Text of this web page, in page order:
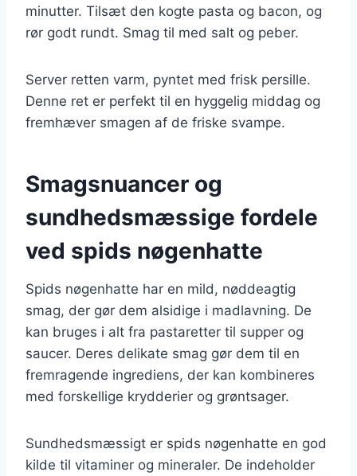
minutter. Tilsæt den kogte pasta og bacon, og
rør godt rundt. Smag til med salt og peber.
Server retten varm, pyntet med frisk persille.
Denne ret er perfekt til en hyggelig middag og
fremhæver smagen af de friske svampe.
Smagsnuancer og
sundhedsmæssige fordele
ved spids nøgenhatte
Spids nøgenhatte har en mild, nøddeagtig
smag, der gør dem alsidige i madlavning. De
kan bruges i alt fra pastaretter til supper og
saucer. Deres delikate smag gør dem til en
fremragende ingrediens, der kan kombineres
med forskellige krydderier og grøntsager.
Sundhedsmæssigt er spids nøgenhatte en god
kilde til vitaminer og mineraler. De indeholder